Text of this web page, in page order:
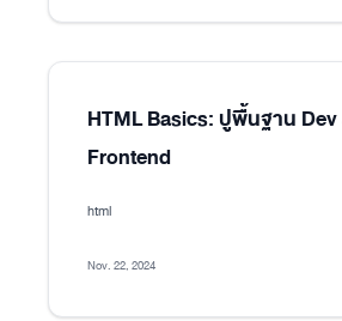
HTML Basics: ปูพื้นฐาน
Frontend
html
Nov. 22, 2024